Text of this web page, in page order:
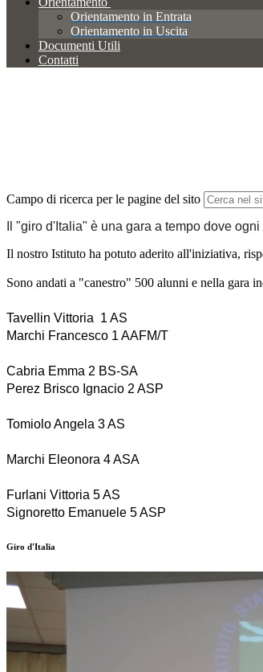
Orientamento in Entrata
Orientamento in Uscita
Documenti Utili
Contatti
Campo di ricerca per le pagine del sito
Il "giro d'Italia" è una gara a tempo dove
Il nostro Istituto ha potuto aderito all'iniziativa,
Sono andati a "canestro" 500 alunni e nella gara
Tavellin Vittoria  1 AS
Marchi Francesco 1 AAFM/T
Cabria Emma 2 BS-SA
Perez Brisco Ignacio 2 ASP
Tomiolo Angela 3 AS
Marchi Eleonora 4 ASA
Furlani Vittoria 5 AS
Signoretto Emanuele 5 ASP
Giro d'Italia